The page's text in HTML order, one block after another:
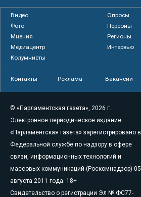
Видео
Опросы
Фото
Персоны
Мнения
Регионы
Медиацентр
Интервью
Колумнисты
Контакты Реклама Вакансии
© «Парламентская газета», 2026 г.
Электронное периодическое издание
«Парламентская газета» зарегистрировано в
Федеральной службе по надзору в сфере
связи, информационных технологий и
массовых коммуникаций (Роскомнадзор) 05
августа 2011 года. 18+
Свидетельство о регистрации Эл № ФС77-